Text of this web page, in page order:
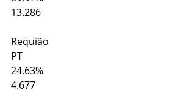
13.286
Requião
PT
24,63%
4.677